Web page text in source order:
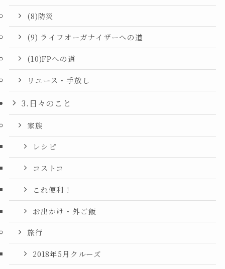
(8)防災
(9) ライフオーガナイザーへの道
(10)FPへの道
リユース・手放し
3.日々のこと
家族
レシピ
コストコ
これ便利！
お出かけ・外ご飯
旅行
2018年5月クルーズ